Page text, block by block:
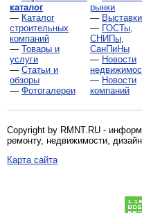
каталог
— Каталог
строительных
компаний
— Товары и
услуги
— Статьи и
обзоры
— Фотогалереи
рынки
— Выставки
— ГОСТы,
СНИПы,
СанПиНы
— Новости
— Новости
компаний
Copyright by RMNT.RU -
ремонту, недвижимости,
Карта сайта